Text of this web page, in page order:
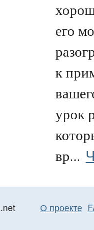
его
к
урок
вр...
О проекте